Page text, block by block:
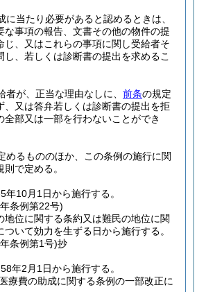
に当たり必要があると認めるときは、
な事項の報告、文書その他の物件の提
じ、又はこれらの事項に関し受給者そ
し、若しくは診断書の提出を求めるこ
者が、正当な理由なしに、 前条の規定
、又は答弁若しくは診断書の提出を拒
全部又は一部を行わないことができ
めるもののほか、この条例の施行に関
で定める。
年10月1日から施行する。
条例第22号)
地位に関する条約又は難民の地位に関
いて効力を生ずる日から施行する。
条例第1号)抄
年2月1日から施行する。
療費の助成に関する条例の一部改正に